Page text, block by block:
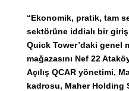
“Ekonomik, pratik, tam
sektörüne iddialı bir
Quick Tower’daki genel
mağazasını Nef 22
Açılış QCAR yönetimi,
kadrosu, Maher Holding